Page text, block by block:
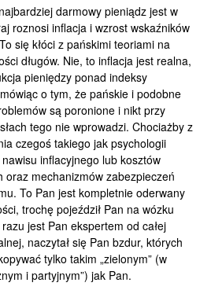
darmowy pieniądz jest w
roznosi inflacja i wzrost wskaźników
się kłóci z pańskimi teoriami na
długów. Nie, to inflacja jest realna,
pieniędzy ponad indeksy
o tym, że pańskie i podobne
są poronione i nikt przy
tego nie wprowadzi. Chociażby z
czegoś takiego jak psychologii
inflacyjnego lub kosztów
oraz mechanizmów zabezpieczeń
To Pan jest kompletnie oderwany
trochę pojeździł Pan na wózku
jest Pan ekspertem od całej
naczytał się Pan bzdur, których
tylko takim „zielonym” (w
i partyjnym”) jak Pan.